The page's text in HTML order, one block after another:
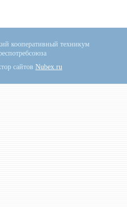
кооперативный техникум
сайтов Nubex.ru